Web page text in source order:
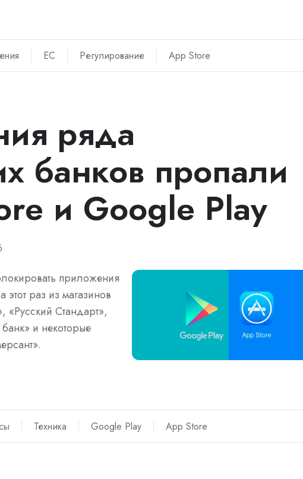
ЕС Регулирование App Store
ряда
банков пропали
и Google Play
приложения
раз из магазинов
Стандарт»,
и некоторые
Техника Google Play App Store